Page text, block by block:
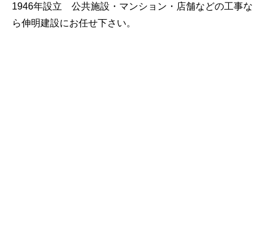
1946年設立 公共施設・マンション・店舗などの工事な
ら伸明建設にお任せ下さい。